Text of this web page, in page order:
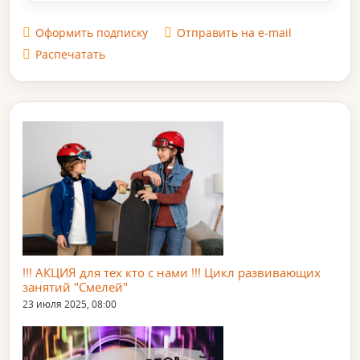
Оформить подписку
Отправить на e-mail
Распечатать
!!! АКЦИЯ для тех кто с нами !!! Цикл развивающих
занятий "Смелей"
23 июля 2025, 08:00